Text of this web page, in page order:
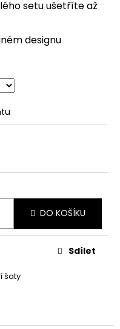
setu ušetříte až
designu
DO KOŠÍKU
šaty
Sdílet